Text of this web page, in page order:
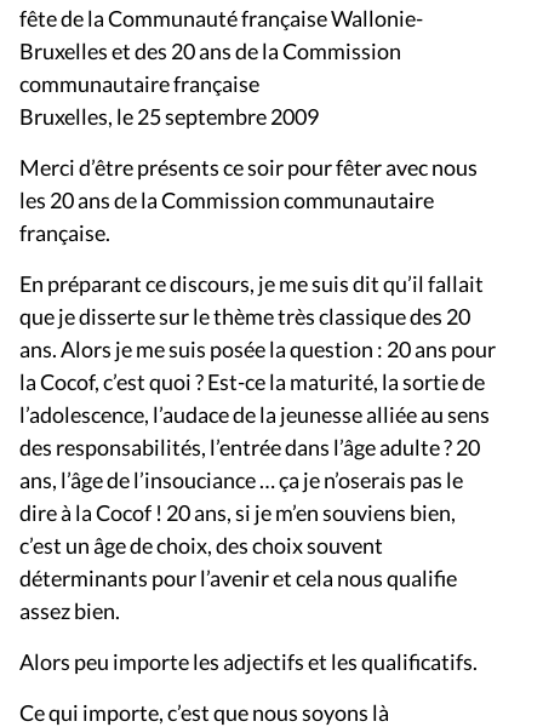
fête de la Communauté française Wallonie-
Bruxelles et des 20 ans de la Commission
communautaire française
Bruxelles, le 25 septembre 2009
Merci d’être présents ce soir pour fêter avec nous
les 20 ans de la Commission communautaire
française.
En préparant ce discours, je me suis dit qu’il fallait
que je disserte sur le thème très classique des 20
ans. Alors je me suis posée la question : 20 ans pour
la Cocof, c’est quoi ? Est-ce la maturité, la sortie de
l’adolescence, l’audace de la jeunesse alliée au sens
des responsabilités, l’entrée dans l’âge adulte ? 20
ans, l’âge de l’insouciance … ça je n’oserais pas le
dire à la Cocof ! 20 ans, si je m’en souviens bien,
c’est un âge de choix, des choix souvent
déterminants pour l’avenir et cela nous qualifie
assez bien.
Alors peu importe les adjectifs et les qualificatifs.
Ce qui importe, c’est que nous soyons là